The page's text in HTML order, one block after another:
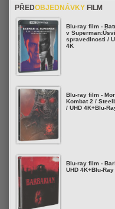
PŘEDOBJEDNÁVKY FILM
Blu-ray film -
v
spravedlnosti /
4K
Blu-ray film -
Kombat 2 /
/ UHD 4K+Blu-
Blu-ray film -
UHD 4K+Blu-Ray